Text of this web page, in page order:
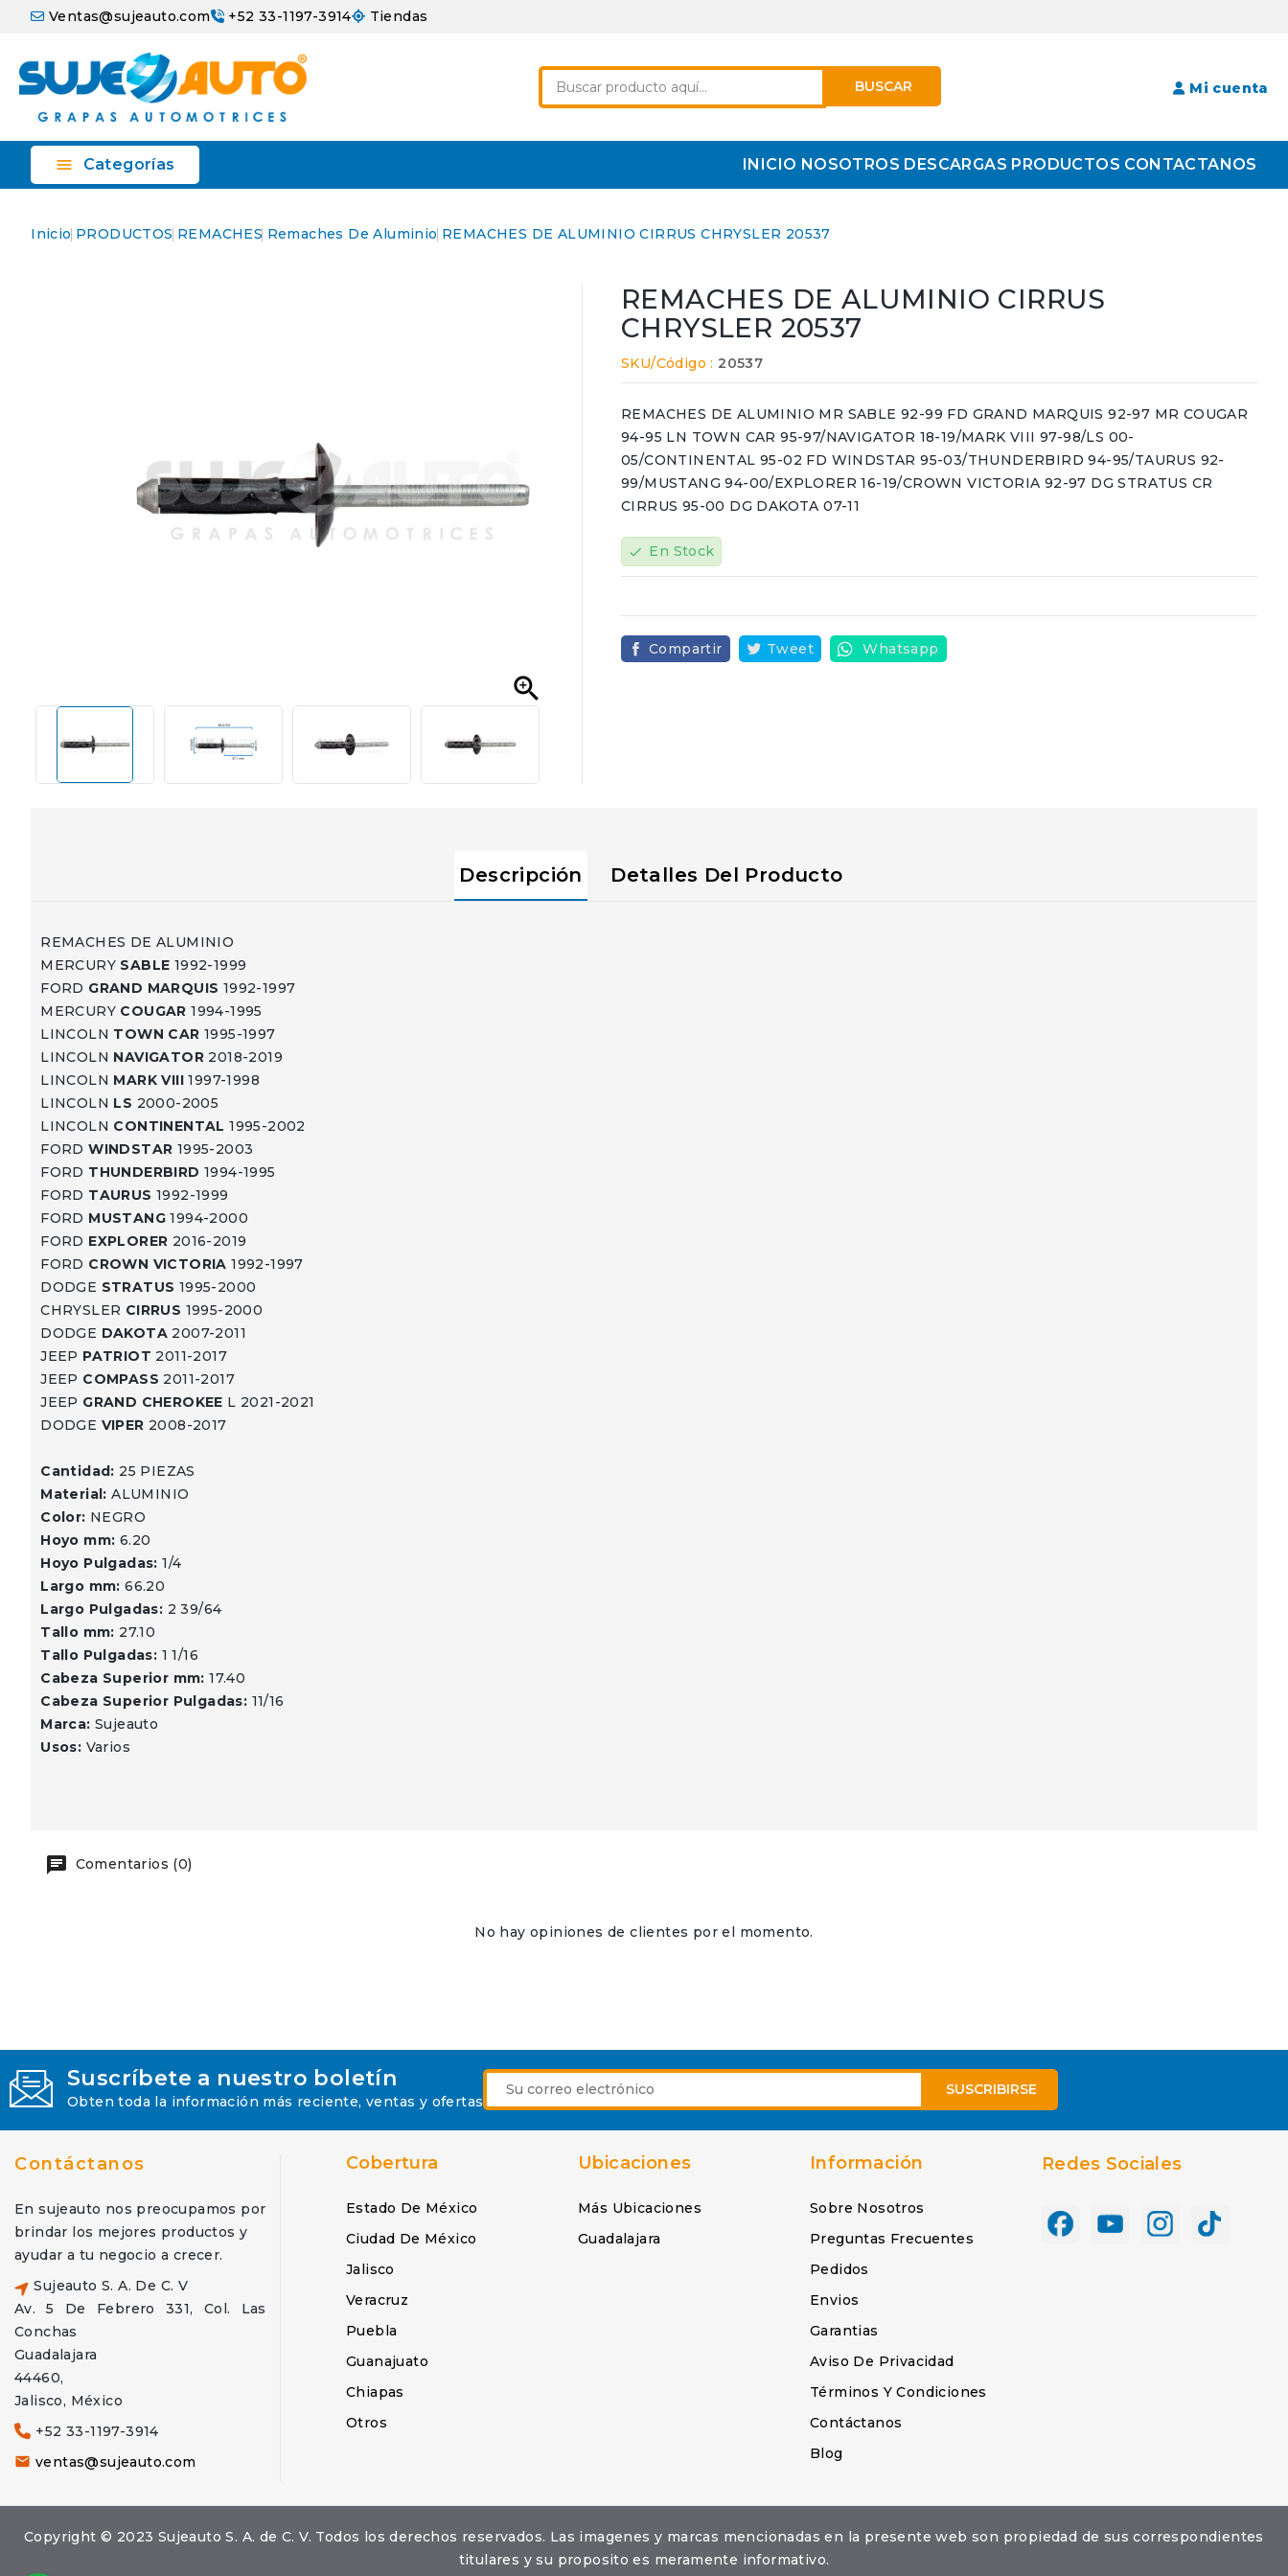
Ventas@sujeauto.com +52 33-1197-3914 Tiendas
BUSCAR Mi cuenta
 Categorías INICIO NOSOTROS DESCARGAS PRODUCTOS CONTACTANOS
Inicio PRODUCTOS REMACHES Remaches De Aluminio REMACHES DE ALUMINIO CIRRUS CHRYSLER 20537

REMACHES DE ALUMINIO CIRRUS
CHRYSLER 20537
SKU/Código : 20537
REMACHES DE ALUMINIO MR SABLE 92-99 FD GRAND MARQUIS 92-97 MR COUGAR
94-95 LN TOWN CAR 95-97/NAVIGATOR 18-19/MARK VIII 97-98/LS 00-
05/CONTINENTAL 95-02 FD WINDSTAR 95-03/THUNDERBIRD 94-95/TAURUS 92-
99/MUSTANG 94-00/EXPLORER 16-19/CROWN VICTORIA 92-97 DG STRATUS CR
CIRRUS 95-00 DG DAKOTA 07-11
check En Stock
Compartir Tweet Whatsapp
Descripción Detalles Del Producto
REMACHES DE ALUMINIO
MERCURY SABLE 1992-1999
FORD GRAND MARQUIS 1992-1997
MERCURY COUGAR 1994-1995
LINCOLN TOWN CAR 1995-1997
LINCOLN NAVIGATOR 2018-2019
LINCOLN MARK VIII 1997-1998
LINCOLN LS 2000-2005
LINCOLN CONTINENTAL 1995-2002
FORD WINDSTAR 1995-2003
FORD THUNDERBIRD 1994-1995
FORD TAURUS 1992-1999
FORD MUSTANG 1994-2000
FORD EXPLORER 2016-2019
FORD CROWN VICTORIA 1992-1997
DODGE STRATUS 1995-2000
CHRYSLER CIRRUS 1995-2000
DODGE DAKOTA 2007-2011
JEEP PATRIOT 2011-2017
JEEP COMPASS 2011-2017
JEEP GRAND CHEROKEE L 2021-2021
DODGE VIPER 2008-2017
Cantidad: 25 PIEZAS
Material:ALUMINIO
Color: NEGRO
Hoyo mm: 6.20
Hoyo Pulgadas:1/4
Largo mm:66.20
Largo Pulgadas: 2 39/64
Tallo mm: 27.10
Tallo Pulgadas: 1 1/16
Cabeza Superior mm:17.40
Cabeza Superior Pulgadas: 11/16
Marca: Sujeauto
Usos: Varios
Comentarios (0)
No hay opiniones de clientes por el momento.
Suscríbete a nuestro boletín
Obten toda la información más reciente, ventas y ofertas
Contáctanos
En sujeauto nos preocupamos por
brindar los mejores productos y
ayudar a tu negocio a crecer.
Sujeauto S. A. De C. V
Av. 5 De Febrero 331, Col. Las
Conchas
Guadalajara
44460,
Jalisco, México
+52 33-1197-3914
 ventas@sujeauto.com
Cobertura
Estado De México
Ciudad De México
Jalisco
Veracruz
Puebla
Guanajuato
Chiapas
Otros
Ubicaciones
Más Ubicaciones
Guadalajara
Información
Sobre Nosotros
Preguntas Frecuentes
Pedidos
Envios
Garantias
Aviso De Privacidad
Términos Y Condiciones
Contáctanos
Blog
Redes Sociales
Copyright © 2023 Sujeauto S. A. de C. V. Todos los derechos reservados. Las imagenes y marcas mencionadas en la presente web son propiedad de sus correspondientes
titulares y su proposito es meramente informativo.